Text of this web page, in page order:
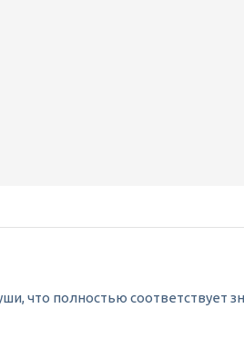
что полностью соответствует